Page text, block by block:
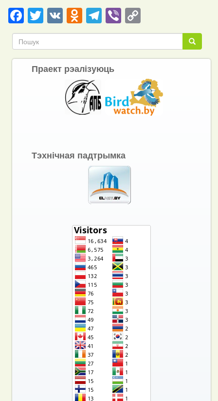
Facebook
Twitter
VKOdnoklassniki
Telegram
ViberCopy
Link Пошук
Пошук
Праект рэалізуюць
Тэхнічная падтрымка